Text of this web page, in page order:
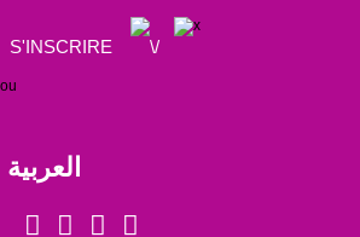
S'INSCRIRE
ou
العربية